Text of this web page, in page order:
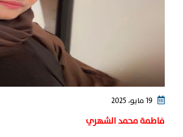
فاطمة محمد الشهري